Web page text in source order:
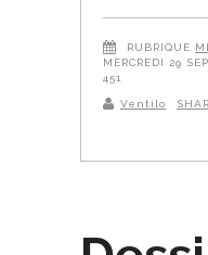
RUBRIQUE
MERCREDI 29
451
Ventilo